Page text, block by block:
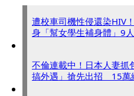
遭校車司機性侵還染HIV
身「幫女學生補身體」9
不倫連載中！日本人妻抓
搞外遇」搶先出招 15萬